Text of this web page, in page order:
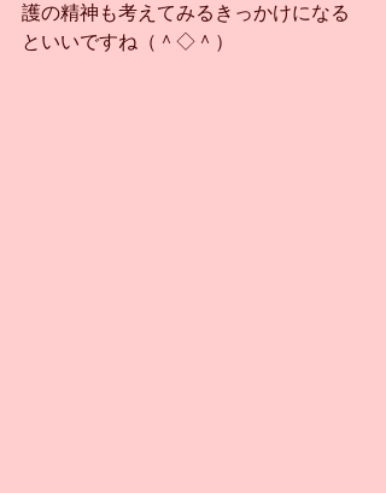
護の精神も考えてみるきっかけになる
といいですね（＾◇＾）